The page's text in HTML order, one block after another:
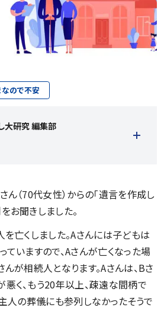
なので不安
大研究 編集部
ん（70代女性）からの「遺言を作成し
お聞きしました。
亡くしました。Aさんには子どもは
ていますので、Aさんが亡くなった場
が相続人となります。Aさんは、Bさ
く、もう20年以上、疎遠な間柄で
人の葬儀にも参列しなかったそうで